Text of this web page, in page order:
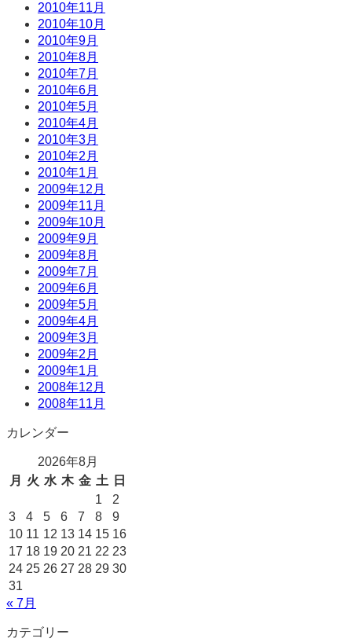
2010年11月
2010年10月
2010年9月
2010年8月
2010年7月
2010年6月
2010年5月
2010年4月
2010年3月
2010年2月
2010年1月
2009年12月
2009年11月
2009年10月
2009年9月
2009年8月
2009年7月
2009年6月
2009年5月
2009年4月
2009年3月
2009年2月
2009年1月
2008年12月
2008年11月
カレンダー
2026年8月
月
火 水 木 金 土
日
1
2
3
4 5 6 7 8
9
10 11 12 13 14 15 16
17 18 19 20 21 22 23
24 25 26 27 28 29 30
31
« 7月
カテゴリー